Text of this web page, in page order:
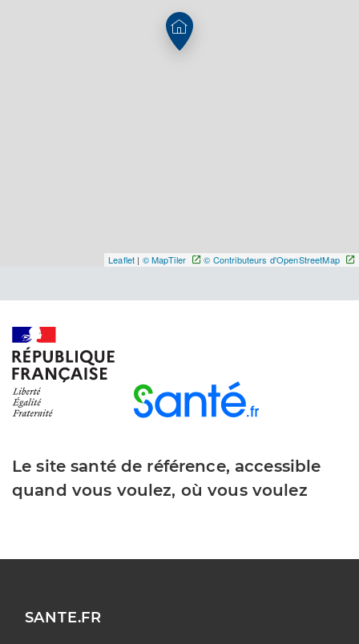
Leaflet | © MapTiler © Contributeurs d'OpenStreetMap
Le site santé de référence, accessible
quand vous voulez, où vous voulez
SANTE.FR